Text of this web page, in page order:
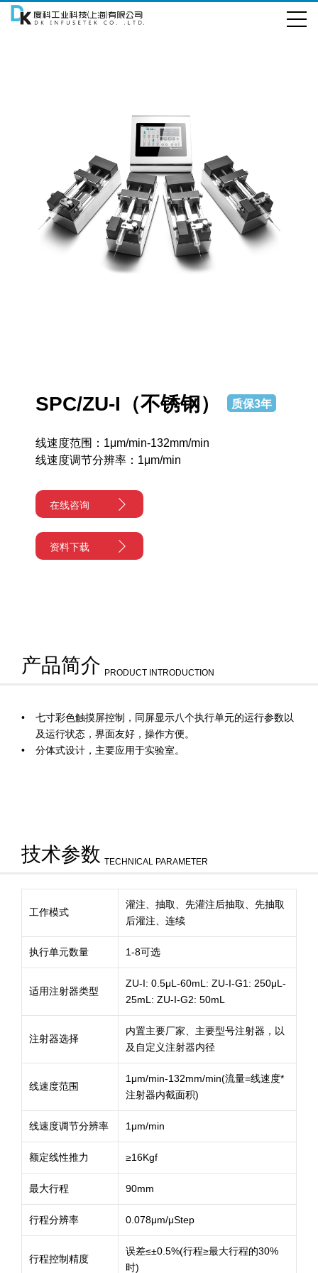
SPC/ZU-I（不锈钢） 质保3年
线速度范围：1μm/min-132mm/min
线速度调节分辨率：1μm/min
在线咨询
资料下载
产品简介 PRODUCT INTRODUCTION
七寸彩色触摸屏控制，同屏显示八个执行单元的运行参数以
及运行状态，界面友好，操作方便。
分体式设计，主要应用于实验室。
技术参数 TECHNICAL PARAMETER
工作模式
灌注、抽取、先灌注后抽取、先抽取
后灌注、连续
执行单元数量 1-8可选
适用注射器类型
ZU-I: 0.5μL-60mL: ZU-I-G1: 250μL-
25mL: ZU-I-G2: 50mL
注射器选择
内置主要厂家、主要型号注射器，以
及自定义注射器内径
线速度范围
1μm/min-132mm/min(流量=线速度*
注射器内截面积)
线速度调节分辨率 1μm/min
额定线性推力 ≥16Kgf
最大行程 90mm
行程分辨率 0.078μm/μStep
行程控制精度
误差≤±0.5%(行程≥最大行程的30%
时)